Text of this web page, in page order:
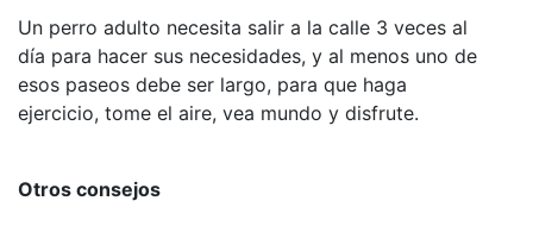
Un perro adulto necesita salir a la calle 3 veces al
día para hacer sus necesidades, y al menos uno de
esos paseos debe ser largo, para que haga
ejercicio, tome el aire, vea mundo y disfrute.
Otros consejos